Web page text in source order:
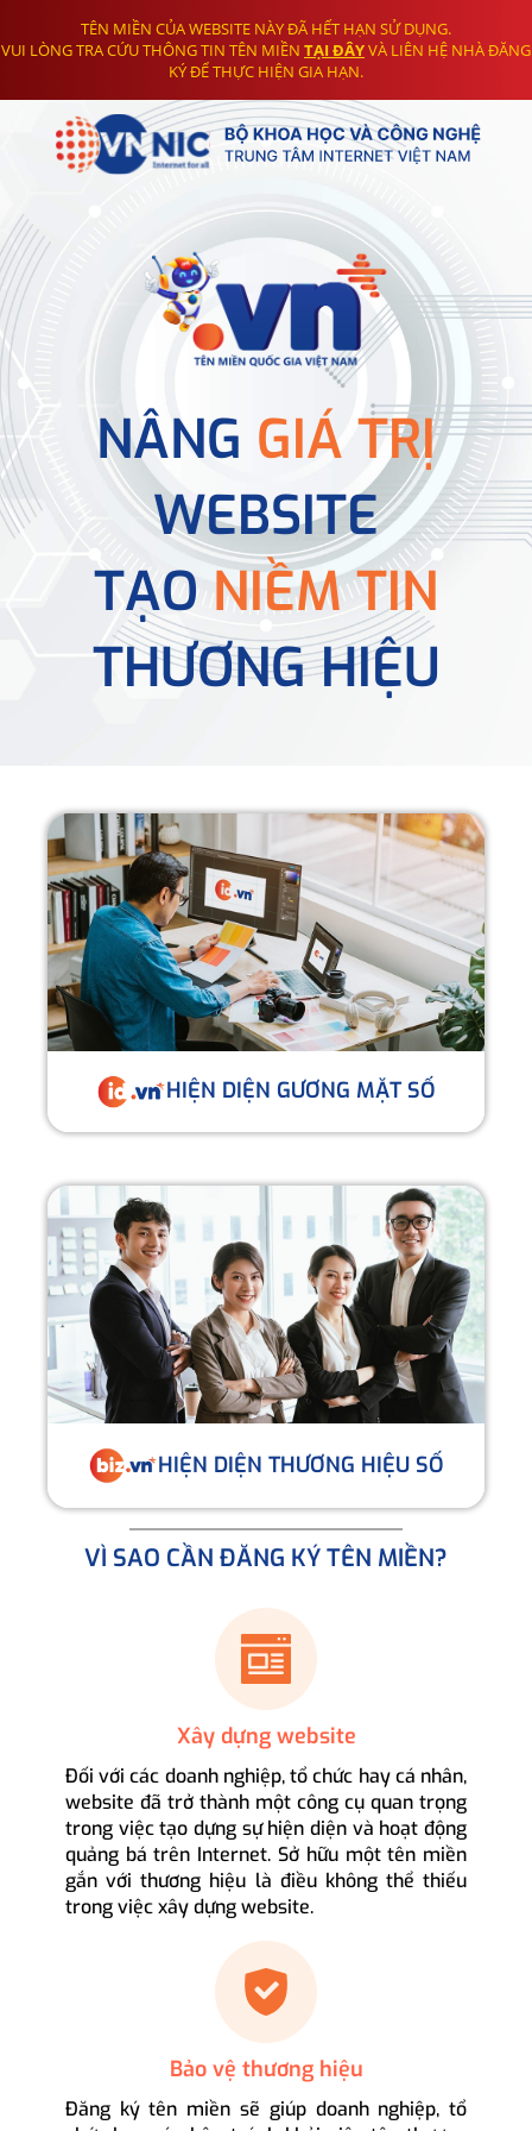
TÊN MIỀN CỦA WEBSITE NÀY ĐÃ HẾT HẠN SỬ DỤNG.
VUI LÒNG TRA CỨU THÔNG TIN TÊN MIỀN TẠI ĐÂYVÀ LIÊN HỆ NHÀ ĐĂNG
KÝ ĐỂ THỰC HIỆN GIA HẠN.
NÂNG GIÁ TRỊ
WEBSITE
TẠONIỀM TIN
THƯƠNG HIỆU
HIỆN DIỆN GƯƠNG MẶT SỐ
HIỆN DIỆN THƯƠNG HIỆU SỐ
VÌ SAO CẦN ĐĂNG KÝ TÊN MIỀN?
Xây dựng website
Đối với các doanh nghiệp, tổ chức hay cá nhân,
website đã trở thành một công cụ quan trọng
trong việc tạo dựng sự hiện diện và hoạt động
quảng bá trên Internet. Sở hữu một tên miền
gắn với thương hiệu là điều không thể thiếu
trong việc xây dựng website.
Bảo vệ thương hiệu
Đăng ký tên miền sẽ giúp doanh nghiệp, tổ